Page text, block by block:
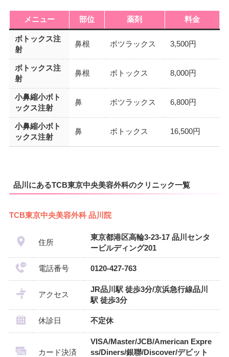
メニュー 部位 薬剤 料金
ボトックス注
射
鼻根 ボツラックス 3,500円
ボトックス注
射
鼻根 ボトックス 8,000円
小鼻縮小ボト
ックス注射
鼻 ボツラックス 6,800円
小鼻縮小ボト
ックス注射
鼻 ボトックス 16,500円
品川にあるTCB東京中央美容外科のクリニック一覧
TCB東京中央美容外科 品川院
住所
東京都港区高輪3-23-17 品川センタ
ービルディング201
電話番号 0120-427-763
アクセス
JR品川駅 徒歩3分/京浜急行線品川
駅 徒歩3分
休診日 不定休
カード決済
VISA/Master/JCB/American Expre
ss/Diners/銀聯/Discover/デビット